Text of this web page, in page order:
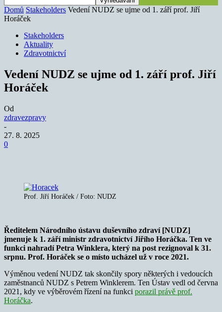
Domů Stakeholders Vedení NUDZ se ujme od 1. září prof. Jiří
Horáček
Stakeholders
Aktuality
Zdravotnictví
Vedení NUDZ se ujme od 1. září prof. Jiří
Horáček
Od
zdravezpravy
-
27. 8. 2025
0
Prof. Jiří Horáček / Foto: NUDZ
Ředitelem Národního ústavu duševního zdraví [NUDZ]
jmenuje k 1. září ministr zdravotnictví Jiřího Horáčka. Ten ve
funkci nahradí Petra Winklera, který na post rezignoval k 31.
srpnu. Prof. Horáček se o místo ucházel už v roce 2021.
Výměnou vedení NUDZ tak skončily spory některých i vedoucích
zaměstnanců NUDZ s Petrem Winklerem. Ten Ústav vedl od června
2021, kdy ve výběrovém řízení na funkci porazil právě prof.
Horáčka.